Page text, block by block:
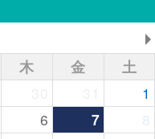
木 金
土
1
6 7
8